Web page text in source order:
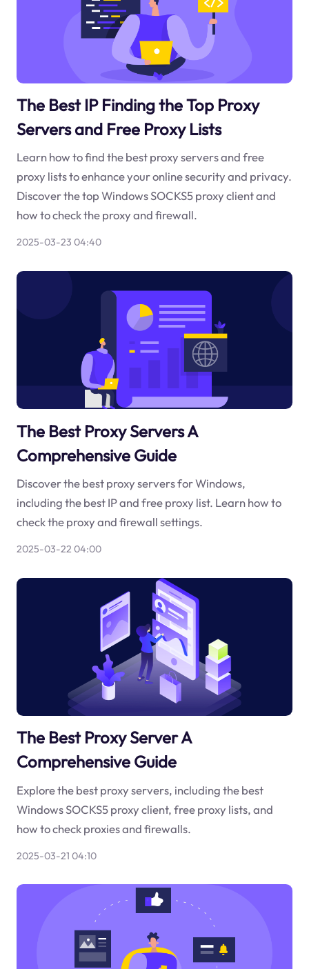
The Best IP Finding the Top Proxy
Servers and Free Proxy Lists
Learn how to find the best proxy servers and free
proxy lists to enhance your online security and privacy.
Discover the top Windows SOCKS5 proxy client and
how to check the proxy and firewall.
2025-03-23 04:40
The Best Proxy Servers A
Comprehensive Guide
Discover the best proxy servers for Windows,
including the best IP and free proxy list. Learn how to
check the proxy and firewall settings.
2025-03-22 04:00
The Best Proxy Server A
Comprehensive Guide
Explore the best proxy servers, including the best
Windows SOCKS5 proxy client, free proxy lists, and
how to check proxies and firewalls.
2025-03-21 04:10